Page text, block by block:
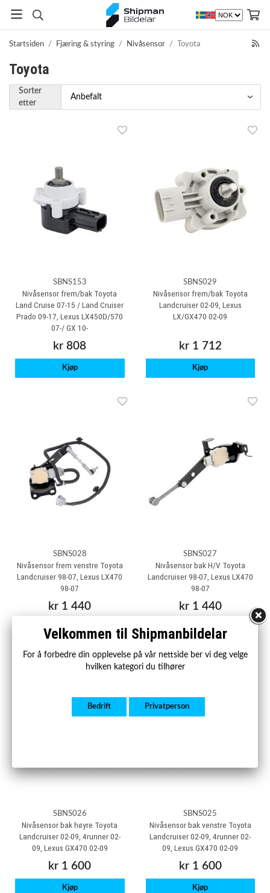
Startsiden / Fjæring & styring / Nivåsensor / Toyota
Toyota
Sorter
etter
SBNS153
Nivåsensor frem/bak Toyota
Land Cruise 07-15 / Land Cruiser
Prado 09-17, Lexus LX450D/570
07-/ GX 10-
kr 808
Kjøp
SBNS029
Nivåsensor frem/bak Toyota
Landcruiser 02-09, Lexus
LX/GX470 02-09
kr 1 712
Kjøp
SBNS028
Nivåsensor frem venstre Toyota
Landcruiser 98-07, Lexus LX470
98-07
kr 1 440
Kjøp
SBNS027
Nivåsensor bak H/V Toyota
Landcruiser 98-07, Lexus LX470
98-07
kr 1 440
Kjøp
SBNS026
Nivåsensor bak høyre Toyota
Landcruiser 02-09, 4runner 02-
09, Lexus GX470 02-09
kr 1 600
Kjøp
SBNS025
Nivåsensor bak venstre Toyota
Landcruiser 02-09, 4runner 02-
09, Lexus GX470 02-09
kr 1 600
Kjøp
Velkommen til Shipmanbildelar
For å forbedre din opplevelse på vår nettside ber vi deg velge
hvilken kategori du tilhører
Bedrift Privatperson